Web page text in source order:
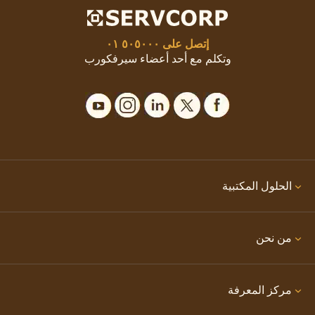
إتصل على ٥٠٥٠٠٠ ٠١
وتكلم مع أحد أعضاء سيرفكورب
الحلول المكتبية
من نحن
مركز المعرفة